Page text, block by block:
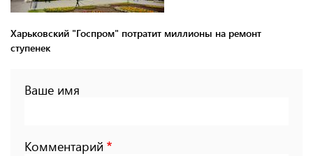
Харьковский "Госпром" потратит миллионы на ремонт
ступенек
Ваше имя
Комментарий